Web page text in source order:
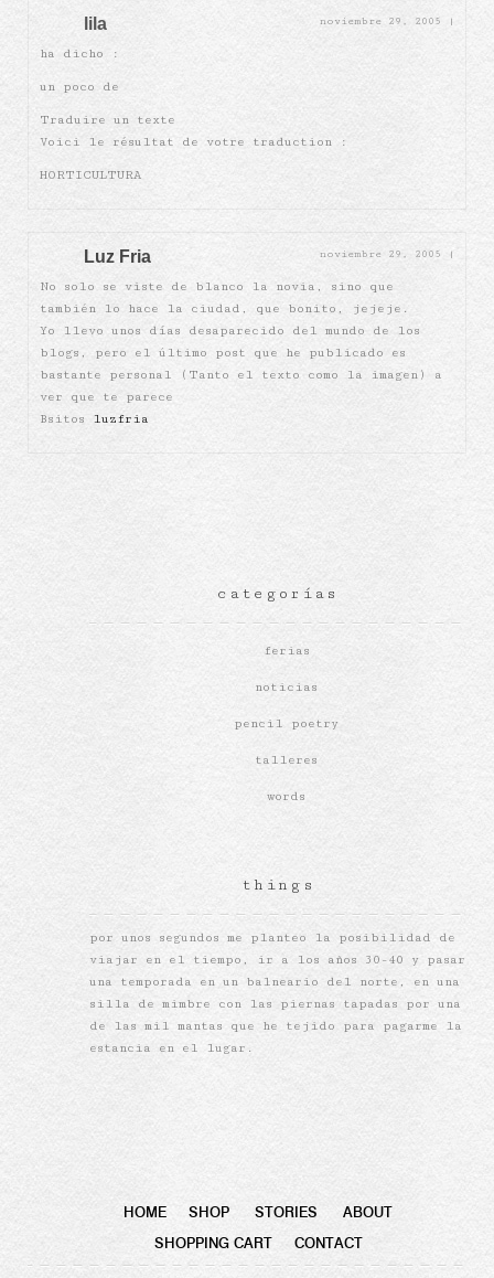
lila noviembre 29, 2005 |
ha dicho :
un poco de
Traduire un texte
Voici le résultat de votre traduction :
HORTICULTURA
Luz Fria noviembre 29, 2005 |
No solo se viste de blanco la novia, sino que
también lo hace la ciudad, que bonito, jejeje.
Yo llevo unos días desaparecido del mundo de los
blogs, pero el último post que he publicado es
bastante personal (Tanto el texto como la imagen) a
ver que te parece
Bsitos luzfria
categorías
ferias
noticias
pencil poetry
talleres
words
things
por unos segundos me planteo la posibilidad de
viajar en el tiempo, ir a los años 30-40 y pasar
una temporada en un balneario del norte, en una
silla de mimbre con las piernas tapadas por una
de las mil mantas que he tejido para pagarme la
estancia en el lugar.
HOME SHOP STORIES
ABOUT
SHOPPING CART
CONTACT